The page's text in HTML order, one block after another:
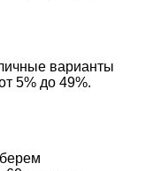
варианты
5% до 49%.